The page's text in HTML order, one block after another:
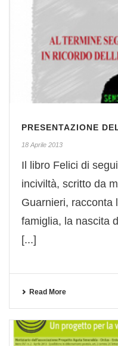
PRESENTAZIONE
18 Aprile 2013
Il libro Felici di
inciviltà, scritto da
Guarnieri, racconta
famiglia, la nascita
[...]
Read More